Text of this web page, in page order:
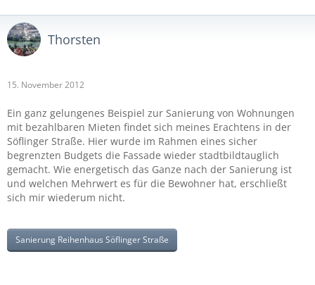
Thorsten
15. November 2012
Ein ganz gelungenes Beispiel zur Sanierung von Wohnungen
mit bezahlbaren Mieten findet sich meines Erachtens in der
Söflinger Straße. Hier wurde im Rahmen eines sicher
begrenzten Budgets die Fassade wieder stadtbildtauglich
gemacht. Wie energetisch das Ganze nach der Sanierung ist
und welchen Mehrwert es für die Bewohner hat, erschließt
sich mir wiederum nicht.
Sanierung Reihenhaus Söflinger Straße